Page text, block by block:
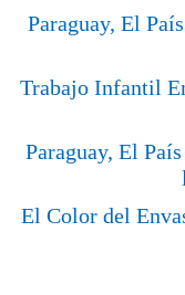
Paraguay, El
Trabajo Infantil
Paraguay, El
El Color del